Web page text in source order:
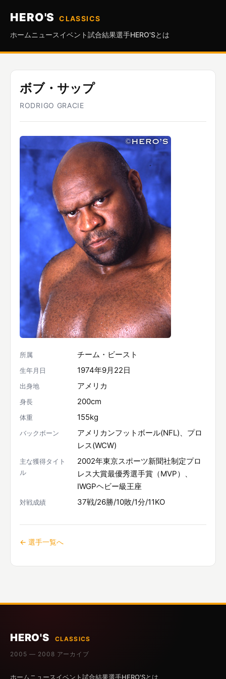
HERO'S
CLASSICS
ホーム ニュースイベント試合結果選手HERO'Sとは
ボブ・サップ
RODRIGO GRACIE
所属 チーム・ビースト
生年月日 1974年9月22日
出身地 アメリカ
身長 200cm
体重 155kg
バックボーン
アメリカンフットボール(NFL)、プロ
レス(WCW)
主な獲得タイト
ル
2002年東京スポーツ新聞社制定プロ
レス大賞最優秀選手賞（MVP）、
IWGPヘビー級王座
対戦成績 37戦/26勝/10敗/1分/11KO
← 選手一覧へ
HERO'S
CLASSICS
2005 — 2008 アーカイブ
ホームニュースイベント試合結果選手HERO'Sとは